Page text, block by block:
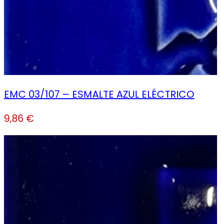
EMC 03/107 – ESMALTE AZUL ELÉCTRICO
9,86 €